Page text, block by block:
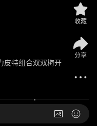
皮特组合双双梅开
收藏
分享